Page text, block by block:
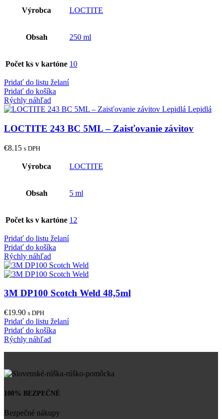
Výrobca LOCTITE
Obsah 250 ml
Počet ks v kartóne 10
Pridať do listu želaní
Pridať do košíka
Rýchly náhľad
LOCTITE 243 BC 5ML – Zaisťovanie závitov
€8.15 s DPH
Výrobca LOCTITE
Obsah 5 ml
Počet ks v kartóne 12
Pridať do listu želaní
Pridať do košíka
Rýchly náhľad
3M DP100 Scotch Weld 48,5ml
€19.90 s DPH
Pridať do listu želaní
Pridať do košíka
Rýchly náhľad
100% BEZPEČNÉ
Bezpečné nákupy